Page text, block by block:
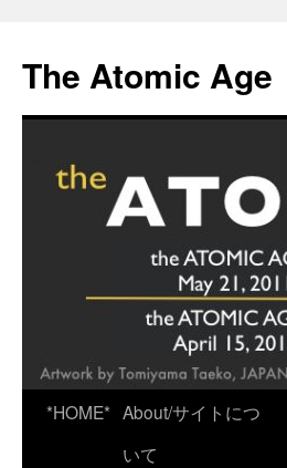
content
The Atomic Age
*HOME* About/サイトにつ
いて